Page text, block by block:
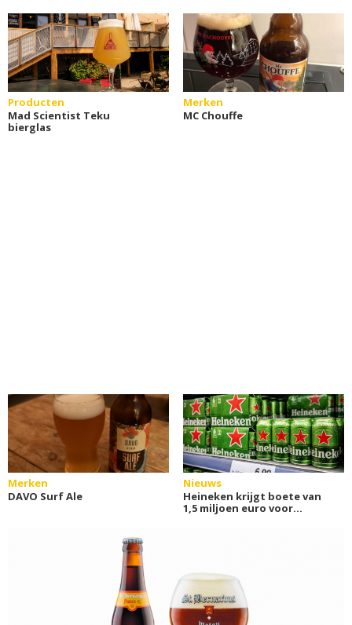
Producten
Mad Scientist Teku
bierglas
Merken
MC Chouffe
Merken
DAVO Surf Ale
Nieuws
Heineken krijgt boete van
1,5 miljoen euro voor